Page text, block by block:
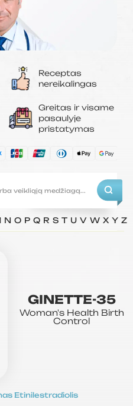
Receptas
nereikalingas
Greitas ir visame
pasaulyje
pristatymas
N O P Q R S T U V W X Y Z
GINETTE-35
Woman's Health Birth
Control
Etinilestradiolis